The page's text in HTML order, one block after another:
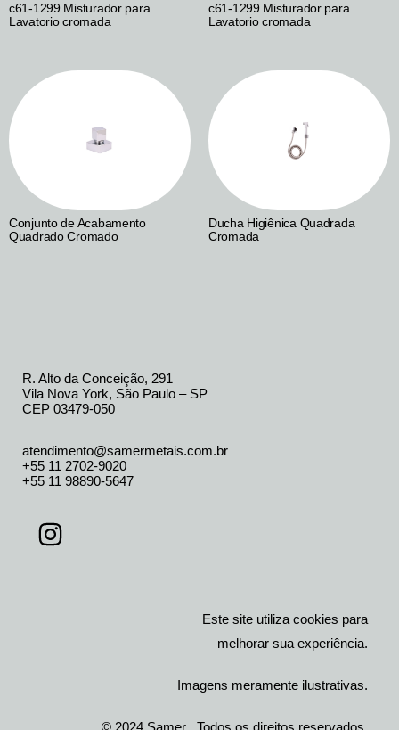
c61-1299 Misturador para
Lavatorio cromada
c61-1299 Misturador para
Lavatorio cromada
Conjunto de Acabamento
Quadrado Cromado
Ducha Higiênica Quadrada
Cromada
R. Alto da Conceição, 291
Vila Nova York, São Paulo – SP
CEP 03479-050
atendimento@samermetais.com.br
+55 11 2702-9020
+55 11 98890-5647
Este site utiliza cookies para
melhorar sua experiência.
Imagens meramente ilustrativas.
© 2024 Samer. Todos os direitos reservados.